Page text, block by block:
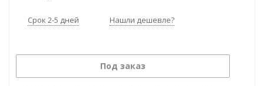
Срок 2-5 дней Нашли дешевле?
Под заказ